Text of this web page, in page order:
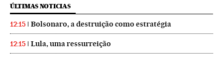
ÚLTIMAS NOTICIAS
12:15 Bolsonaro, a destruição como estratégia
12:15 Lula, uma ressurreição